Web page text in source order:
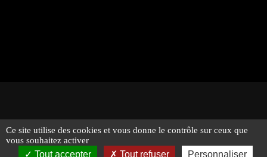
© 2026 - Traiteur Bernard Bringel - Tous droits réservés -
Mentions légales
Suivez-nous !
Ce site utilise des cookies et vous donne le contrôle sur ceux que
vous souhaitez activer
Tout accepter Tout refuser Personnaliser